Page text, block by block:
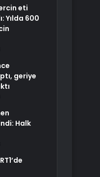
eti
Yılda 600
geriye
Halk